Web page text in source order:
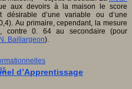
aux devoirs à la maison le score
d’une variable ou d’une
Au primaire, cependant, la mesure
contre 0. 64 au secondaire (pour
Baillargeon).
d’Apprentissage